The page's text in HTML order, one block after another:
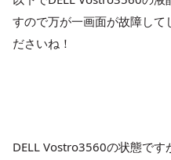
すので万が一画面が故障して
ださいね！
DELL Vostro3560の状態です